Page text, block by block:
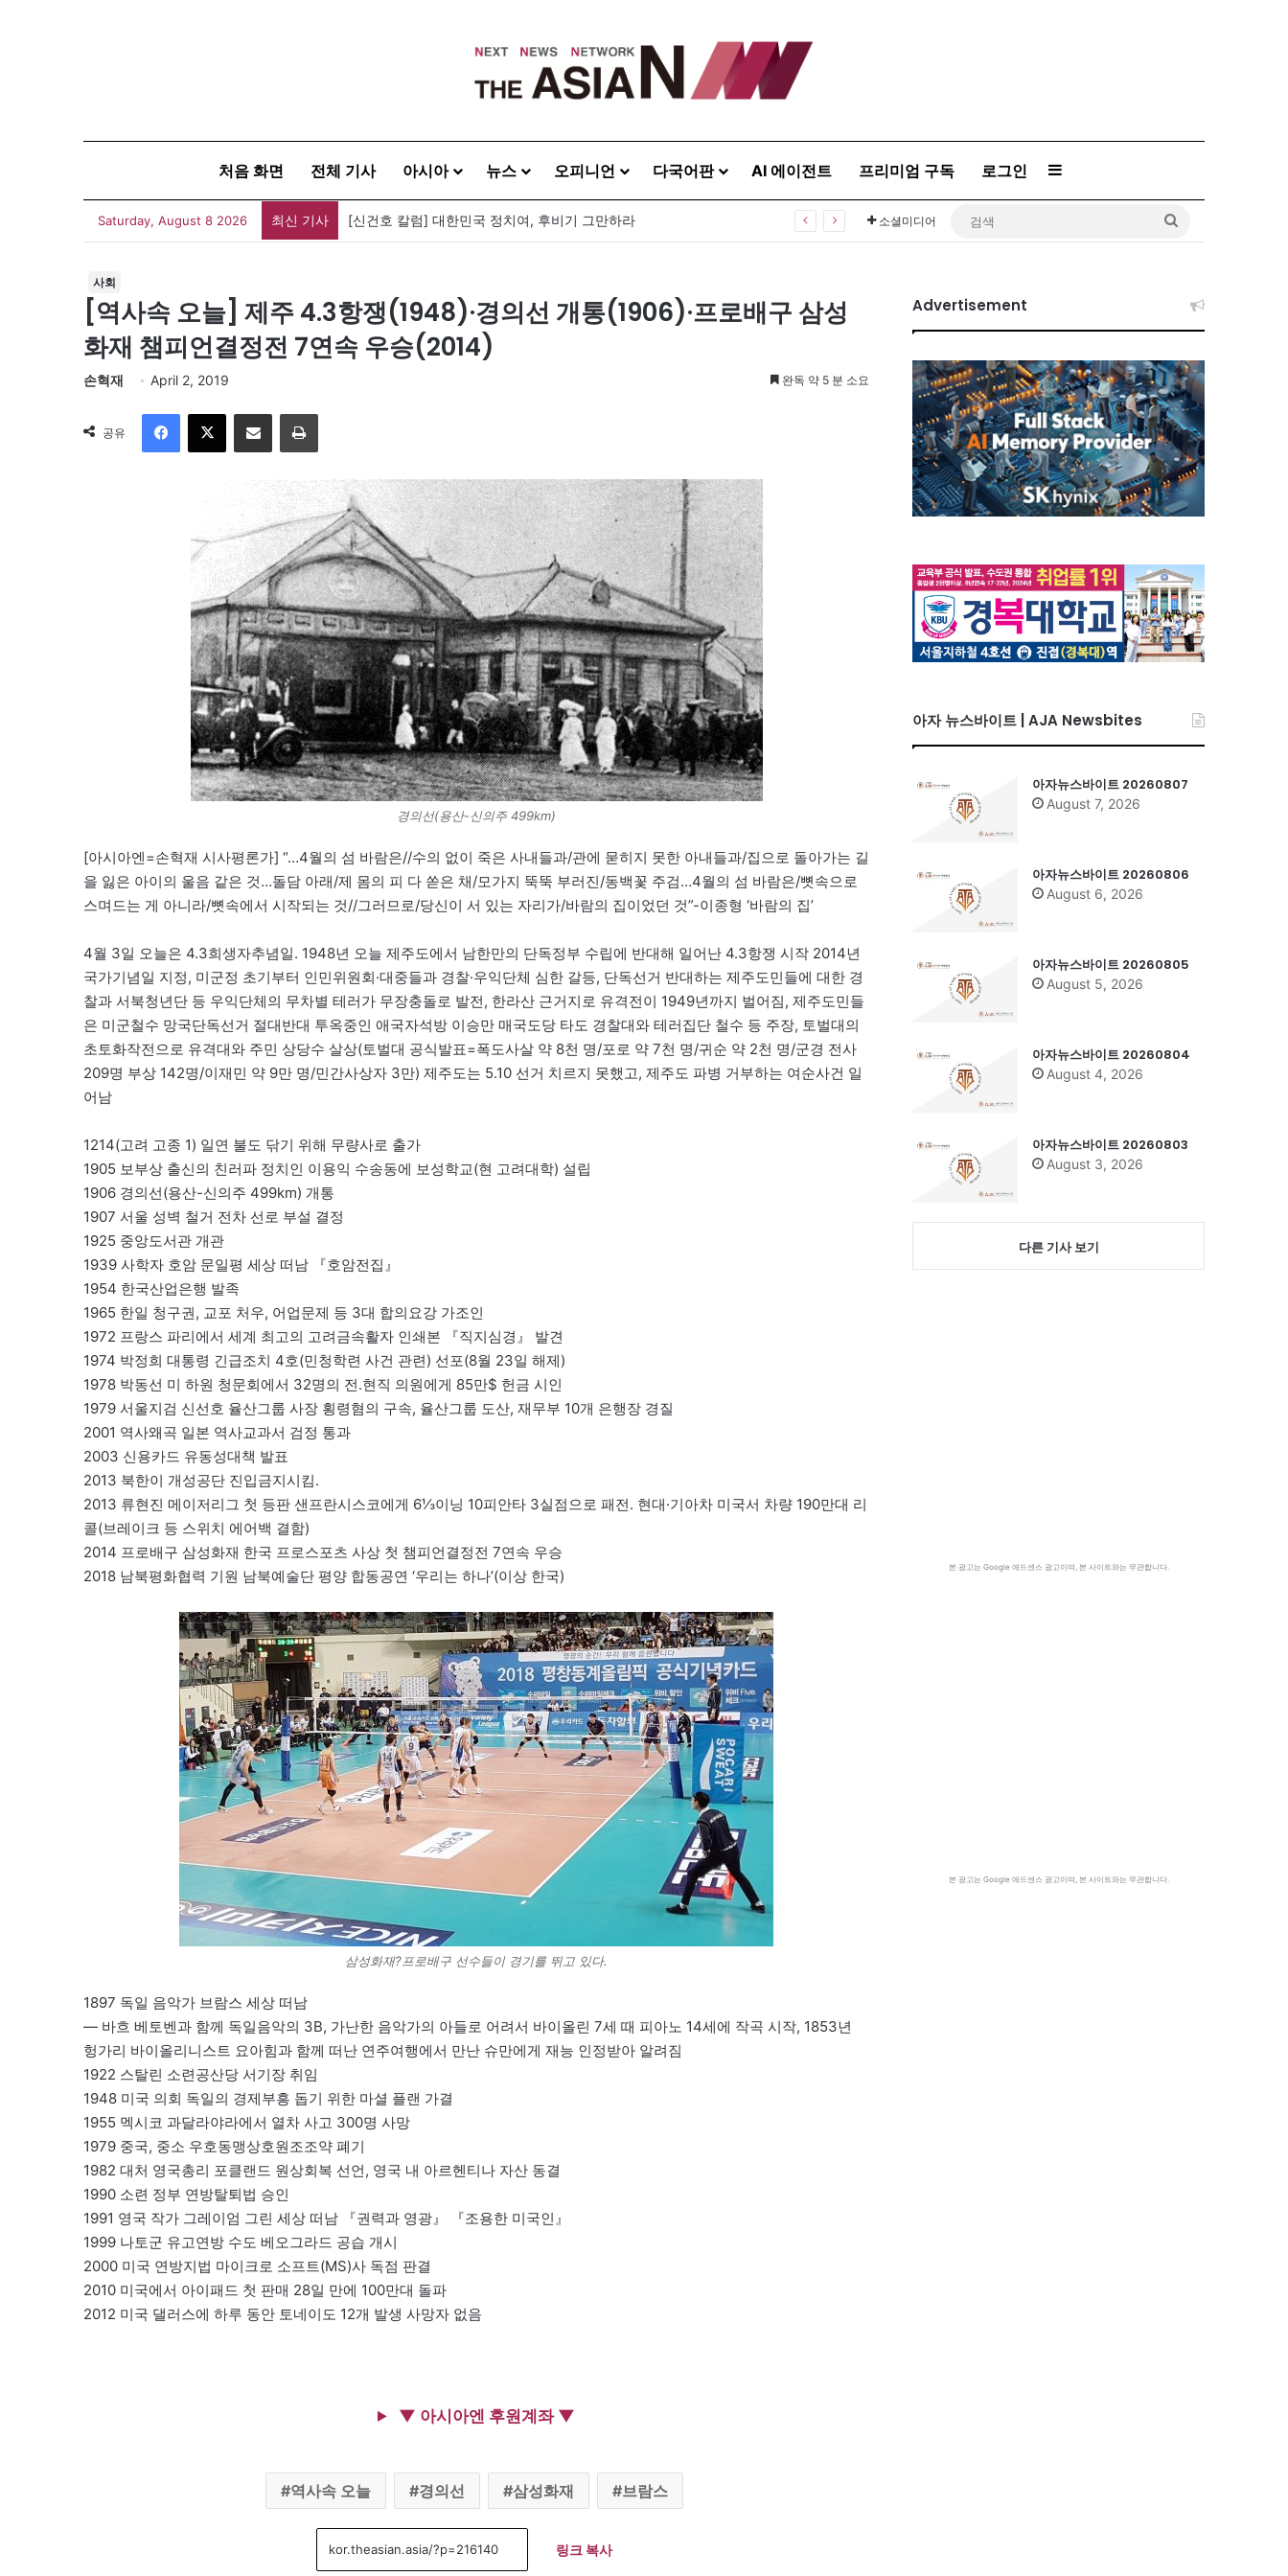
처음 화면 전체 기사 아시아 뉴스 오피니언 다국어판 AI 에이전트 프리미엄 구독 로그인 Sidebar
Saturday, August 8 2026 최신 기사 [신건호 칼럼] 대한민국 정치여, 후비기 그만하라 소셜미디어
사회
[역사속 오늘] 제주 4.3항쟁(1948)·경의선 개통(1906)·프로배구 삼성
화재 챔피언결정전 7연속 우승(2014)
손혁재 April 2, 2019 완독 약 5 분 소요
공유
이메일
경의선(용산-신의주 499km)
[아시아엔=손혁재 시사평론가] “…4월의 섬 바람은//수의 없이 죽은 사내들과/관에 묻히지 못한 아내들과/집으로 돌아가는 길
을 잃은 아이의 울음 같은 것…돌담 아래/제 몸의 피 다 쏟은 채/모가지 뚝뚝 부러진/동백꽃 주검…4월의 섬 바람은/뼛속으로
스며드는 게 아니라/뼛속에서 시작되는 것//그러므로/당신이 서 있는 자리가/바람의 집이었던 것”-이종형 ‘바람의 집’
4월 3일 오늘은 4.3희생자추념일. 1948년 오늘 제주도에서 남한만의 단독정부 수립에 반대해 일어난 4.3항쟁 시작 2014년
국가기념일 지정, 미군정 초기부터 인민위원회·대중들과 경찰·우익단체 심한 갈등, 단독선거 반대하는 제주도민들에 대한 경
찰과 서북청년단 등 우익단체의 무차별 테러가 무장충돌로 발전, 한라산 근거지로 유격전이 1949년까지 벌어짐, 제주도민들
은 미군철수 망국단독선거 절대반대 투옥중인 애국자석방 이승만 매국도당 타도 경찰대와 테러집단 철수 등 주장, 토벌대의
초토화작전으로 유격대와 주민 상당수 살상(토벌대 공식발표=폭도사살 약 8천 명/포로 약 7천 명/귀순 약 2천 명/군경 전사
209명 부상 142명/이재민 약 9만 명/민간사상자 3만) 제주도는 5.10 선거 치르지 못했고, 제주도 파병 거부하는 여순사건 일
어남
1214(고려 고종 1) 일연 불도 닦기 위해 무량사로 출가
1905 보부상 출신의 친러파 정치인 이용익 수송동에 보성학교(현 고려대학) 설립
1906 경의선(용산-신의주 499km) 개통
1907 서울 성벽 철거 전차 선로 부설 결정
1925 중앙도서관 개관
1939 사학자 호암 문일평 세상 떠남 『호암전집』
1954 한국산업은행 발족
1965 한일 청구권, 교포 처우, 어업문제 등 3대 합의요강 가조인
1972 프랑스 파리에서 세계 최고의 고려금속활자 인쇄본 『직지심경』 발견
1974 박정희 대통령 긴급조치 4호(민청학련 사건 관련) 선포(8월 23일 해제)
1978 박동선 미 하원 청문회에서 32명의 전.현직 의원에게 85만$ 헌금 시인
1979 서울지검 신선호 율산그룹 사장 횡령혐의 구속, 율산그룹 도산, 재무부 10개 은행장 경질
2001 역사왜곡 일본 역사교과서 검정 통과
2003 신용카드 유동성대책 발표
2013 북한이 개성공단 진입금지시킴.
2013 류현진 메이저리그 첫 등판 샌프란시스코에게 6⅓이닝 10피안타 3실점으로 패전. 현대·기아차 미국서 차량 190만대 리
콜(브레이크 등 스위치 에어백 결함)
2014 프로배구 삼성화재 한국 프로스포츠 사상 첫 챔피언결정전 7연속 우승
2018 남북평화협력 기원 남북예술단 평양 합동공연 ‘우리는 하나’(이상 한국)
삼성화재?프로배구 선수들이 경기를 뛰고 있다.
1897 독일 음악가 브람스 세상 떠남
— 바흐 베토벤과 함께 독일음악의 3B, 가난한 음악가의 아들로 어려서 바이올린 7세 때 피아노 14세에 작곡 시작, 1853년
헝가리 바이올리니스트 요아힘과 함께 떠난 연주여행에서 만난 슈만에게 재능 인정받아 알려짐
1922 스탈린 소련공산당 서기장 취임
1948 미국 의회 독일의 경제부흥 돕기 위한 마셜 플랜 가결
1955 멕시코 과달라야라에서 열차 사고 300명 사망
1979 중국, 중소 우호동맹상호원조조약 폐기
1982 대처 영국총리 포클랜드 원상회복 선언, 영국 내 아르헨티나 자산 동결
1990 소련 정부 연방탈퇴법 승인
1991 영국 작가 그레이엄 그린 세상 떠남 『권력과 영광』 『조용한 미국인』
1999 나토군 유고연방 수도 베오그라드 공습 개시
2000 미국 연방지법 마이크로 소프트(MS)사 독점 판결
2010 미국에서 아이패드 첫 판매 28일 만에 100만대 돌파
2012 미국 댈러스에 하루 동안 토네이도 12개 발생 사망자 없음
▼ 아시아엔 후원계좌 ▼
역사속 오늘 경의선 삼성화재 브람스
링크 복사
Advertisement
아자 뉴스바이트 | AJA Newsbites
아자뉴스바이트 20260807
August 7, 2026
아자뉴스바이트 20260806
August 6, 2026
아자뉴스바이트 20260805
August 5, 2026
아자뉴스바이트 20260804
August 4, 2026
아자뉴스바이트 20260803
August 3, 2026
다른 기사 보기
본 광고는 Google 애드센스 광고이며, 본 사이트와는 무관합니다.
본 광고는 Google 애드센스 광고이며, 본 사이트와는 무관합니다.